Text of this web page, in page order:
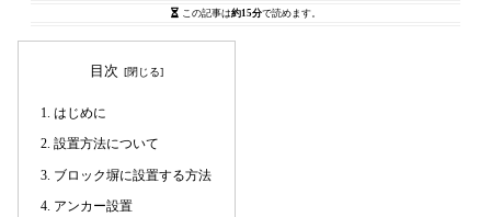
この記事は約15分で読めます。
目次
はじめに
設置方法について
ブロック塀に設置する方法
アンカー設置